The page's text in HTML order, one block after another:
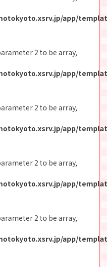
app/
2 to be array,
app/
2 to be array,
app/
2 to be array,
app/
2 to be array,
app/